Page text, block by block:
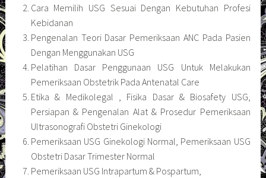
Cara Memilih USG Sesuai Dengan Kebutuhan Profesi
Kebidanan
Pengenalan Teori Dasar Pemeriksaan ANC Pada Pasien
Dengan Menggunakan USG
Pelatihan Dasar Penggunaan USG Untuk Melakukan
Pemeriksaan Obstetrik Pada Antenatal Care
Etika & Medikolegal , Fisika Dasar & Biosafety USG,
Persiapan & Pengenalan Alat & Prosedur Pemeriksaan
Ultrasonografi Obstetri Ginekologi
Pemeriksaan USG Ginekologi Normal, Pemeriksaan USG
Obstetri Dasar Trimester Normal
Pemeriksaan USG Intrapartum & Pospartum,